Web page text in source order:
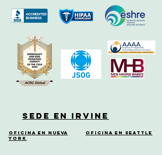
Sede en Irvine
Oficina en Nueva
York
Oficina en Seattle